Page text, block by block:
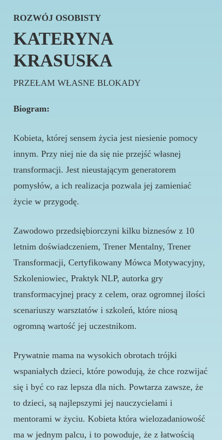
ROZWÓJ OSOBISTY
KATERYNA
KRASUSKA
PRZEŁAM WŁASNE BLOKADY
Biogram:
Kobieta, której sensem życia jest niesienie pomocy
innym. Przy niej nie da się nie przejść własnej
transformacji. Jest nieustającym generatorem
pomysłów, a ich realizacja pozwala jej zamieniać
życie w przygodę.
Zawodowo przedsiębiorczyni kilku biznesów z 10
letnim doświadczeniem, Trener Mentalny, Trener
Transformacji, Certyfikowany Mówca Motywacyjny,
Szkoleniowiec, Praktyk NLP, autorka gry
transformacyjnej pracy z celem, oraz ogromnej ilości
scenariuszy warsztatów i szkoleń, które niosą
ogromną wartość jej uczestnikom.
Prywatnie mama na wysokich obrotach trójki
wspaniałych dzieci, które powodują, że chce rozwijać
się i być co raz lepsza dla nich. Powtarza zawsze, że
to dzieci, są najlepszymi jej nauczycielami i
mentorami w życiu. Kobieta która wielozadaniowość
ma w jednym palcu, i to powoduje, że z łatwością